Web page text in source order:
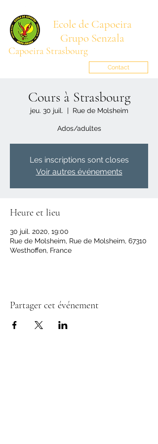
Ecole de Capoeira
Grupo Senzala
Capoeira Strasbourg
Contact
Cours à Strasbourg
jeu. 30 juil.
  |
Rue de Molsheim
Ados/adultes
Les inscriptions sont closes
Voir autres événements
Heure et lieu
30 juil. 2020, 19:00
Rue de Molsheim, Rue de Molsheim, 67310
Westhoffen, France
Partager cet événement